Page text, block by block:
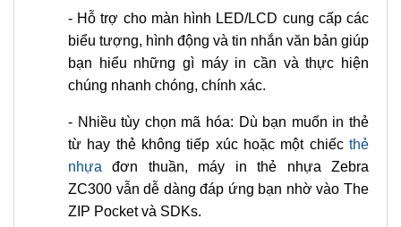
- Hỗ trợ cho màn hình LED/LCD cung cấp các
biểu tượng, hình động và tin nhắn văn bản giúp
bạn hiểu những gì máy in cần và thực hiện
chúng nhanh chóng, chính xác.
- Nhiều tùy chọn mã hóa: Dù bạn muốn in thẻ
từ hay thẻ không tiếp xúc hoặc một chiếc thẻ
nhựa đơn thuần, máy in thẻ nhựa Zebra
ZC300 vẫn dễ dàng đáp ứng bạn nhờ vào The
ZIP Pocket và SDKs.